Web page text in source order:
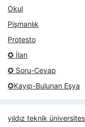
Okul
Pişmanlık
Protesto
✪ İlan
✪ Soru-Cevap
✪Kayıp-Bulunan Eşya
yıldız teknik